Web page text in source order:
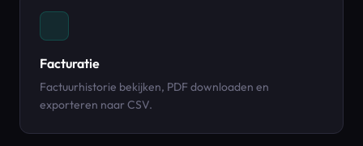
Facturatie
Factuurhistorie bekijken, PDF downloaden en
exporteren naar CSV.